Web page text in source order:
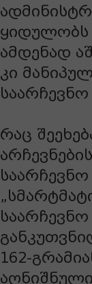
ყიდულობს
ამდენად
კი
საარჩევნო
რაც
162-